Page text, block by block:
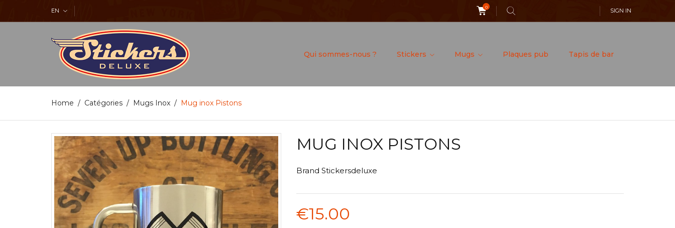
EN 0 SIGN IN
Qui sommes-nous ? Stickers Mugs Plaques pub Tapis de bar
Home Catégories Mugs Inox Mug inox Pistons
MUG INOX PISTONS
Brand Stickersdeluxe
€15.00